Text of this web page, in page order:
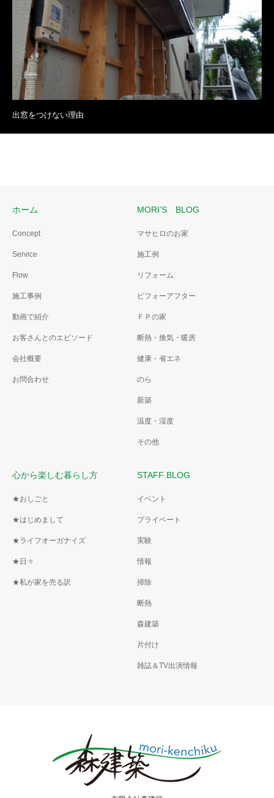
出窓をつけない理由
ホーム
Concept
Service
Flow
施工事例
動画で紹介
お客さんとのエピソード
会社概要
お問合わせ
MORI’S BLOG
マサヒロのお家
施工例
リフォーム
ビフォーアフター
ＦＰの家
断熱・換気・暖房
健康・省エネ
のら
新築
温度・湿度
その他
心から楽しむ暮らし方
★おしごと
★はじめまして
★ライフオーガナイズ
★日々
★私が家を売る訳
STAFF BLOG
イベント
プライベート
実験
情報
掃除
断熱
森建築
片付け
雑誌＆TV出演情報